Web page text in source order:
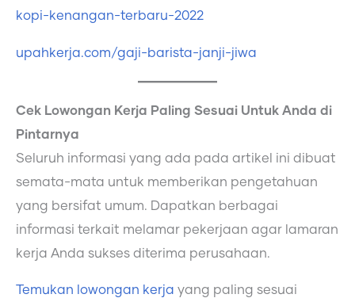
kopi-kenangan-terbaru-2022
upahkerja.com/gaji-barista-janji-jiwa
Cek Lowongan Kerja Paling Sesuai Untuk Anda di
Pintarnya
Seluruh informasi yang ada pada artikel ini dibuat
semata-mata untuk memberikan pengetahuan
yang bersifat umum. Dapatkan berbagai
informasi terkait melamar pekerjaan agar lamaran
kerja Anda sukses diterima perusahaan.
Temukan lowongan kerja yang paling sesuai